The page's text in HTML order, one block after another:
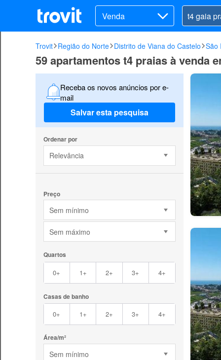
Venda
Trovit Região do Norte Distrito de Viana do Castelo São
59 apartamentos t4 praias à venda
Receba os novos anúncios por e-
mail
Salvar esta pesquisa
Ordenar por
Relevância
Preço
Sem mínimo
Sem máximo
Quartos
0+ 1+ 2+ 3+ 4+
Casas de banho
0+ 1+ 2+ 3+ 4+
Área/m²
Sem mínimo